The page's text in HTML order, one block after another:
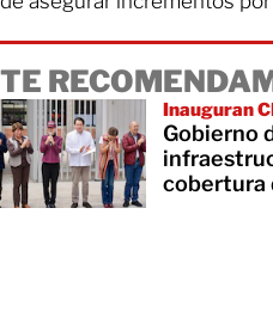
TE
Inauguran
Gobierno
cobertura